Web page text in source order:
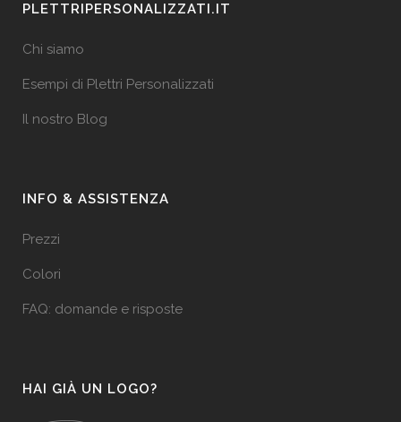
PLETTRIPERSONALIZZATI.IT
Chi siamo
Esempi di Plettri Personalizzati
Il nostro Blog
INFO & ASSISTENZA
Prezzi
Colori
FAQ: domande e risposte
HAI GIÀ UN LOGO?